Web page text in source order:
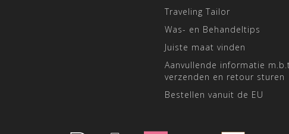
Traveling Tailor
Was- en Behandeltips
Juiste maat vinden
Aanvullende informatie
verzenden en retour sturen
Bestellen vanuit de EU